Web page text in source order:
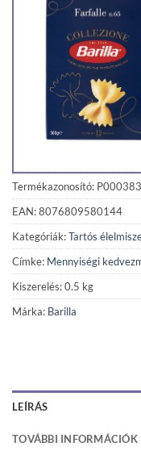
Termékazonosító: P000383
EAN: 8076809580144
Kategóriák:Tartós
Címke: Mennyiségi
Kiszerelés: 0.5 kg
Márka: Barilla
LEÍRÁS
TOVÁBBI INFORMÁCIÓK